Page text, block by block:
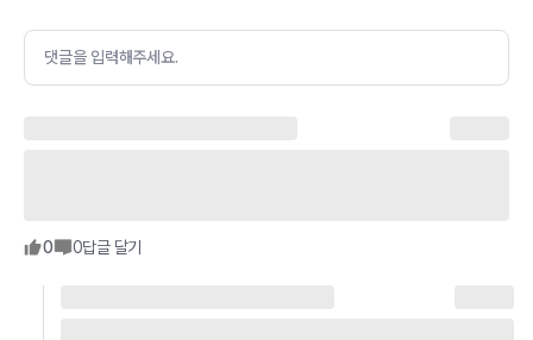
댓글을 입력해주세요.
0 0답글 달기